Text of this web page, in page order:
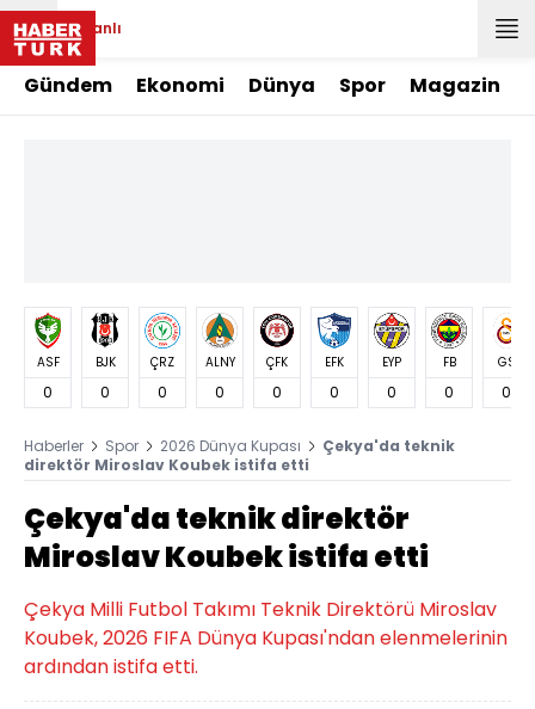
Canlı
Gündem Ekonomi Dünya Spor Magazin
ASF
0
BJK
0
ÇRZ
0
ALNY
0
ÇFK
0
EFK
0
EYP
0
FB
0
GS
0
Haberler Spor 2026 Dünya Kupası
Çekya'da teknik
direktör Miroslav Koubek istifa etti
Çekya'da teknik direktör
Miroslav Koubek istifa etti
Çekya Milli Futbol Takımı Teknik Direktörü Miroslav
Koubek, 2026 FIFA Dünya Kupası'ndan elenmelerinin
ardından istifa etti.